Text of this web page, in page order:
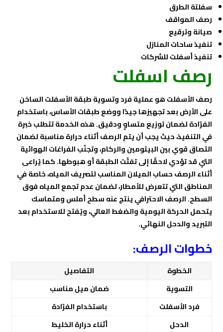
سفلتة الطرق
رصف المواقف
صيانة وترقيع
تنفيذ ساحات المنازل
تنفيذ أسفلت للشركات
رصف اسفلت
رصف الأسفلت هو عملية فرد وتسوية طبقة الأسفلت الساخن
على الأرض بعد تجهيزها جيدًا ووضع طبقات الأساس، باستخدام
الفرّادة لضمان توزيع متساوٍ ودقيق. هذه الخدمة تتطلب خبرة
في التنفيذ، حيث يجب أن يتم الرصف أثناء حرارة مناسبة لضمان
التصاق قوي بين البيتومين والركام، وتجنّب الفراغات الهوائية
التي قد تؤدي لاحقًا إلى تفتّت الطبقة أو هبوطها. كما يُراعى
أثناء الرصف حساب الميلان المناسب لتصريف المياه، خاصة في
المناطق التي تتعرض للأمطار، لضمان عدم تجمع المياه فوق
السطح. الرصف الاحترافي ينتج عنه سطح أملس ومتماسك
يتحمل الحركة اليومية والضغط العالي، ويُفتح للاستخدام بعد
التبريد والدحل النهائي.
خطوات الرصف:
الخطوة
التفاصيل
التسوية
ضمان ميل مناسب
فرد الأسفلت
باستخدام الفرّادة
الدحل
أثناء حرارة الخليط